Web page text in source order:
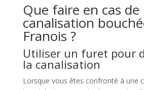
Que faire en cas de
canalisation
Franois ?
Utiliser un furet pour
la canalisation
Lorsque vous êtes confronté à une